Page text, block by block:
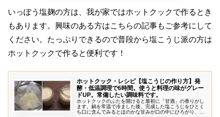
いっぽう塩麹の方は、我が家ではホットクックで作るとき
もあります。興味のある方はこちらの記事もご参考にして
ください。たっぷりできるので普段から塩こうじ派の方は
ホットクックで作ると便利です！
ホットクック・レシピ【塩こうじの作り方】発
酵・低温調理で6時間。使うと料理の味がグレー
ドUP。常備したい調味料です。
ホットクックのふたを開けると最初に「甘酒」の香りがし
ます。鍋を常温で冷ました後、完成した塩こうじをひとく
ち口に含んでみるとほのかな甘みが口の中にひろがり、ま